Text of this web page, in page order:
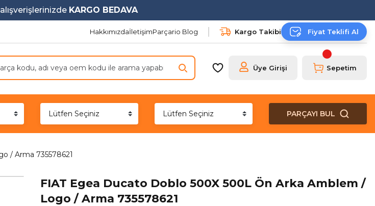
KARGO BEDAVA
HakkımızdaİletişimParçario Blog Kargo Takibi Fiyat Teklifi Al
Üye Girişi Sepetim
PARÇAYI BUL
/ Arma 735578621
FIAT Egea Ducato Doblo 500X 500L Ön Arka Amblem /
Logo / Arma 735578621